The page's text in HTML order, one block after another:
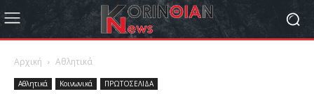
Αρχική Αθλητικά
Αθλητικά Κοινωνικά ΠΡΩΤΟΣΕΛΙΔΑ